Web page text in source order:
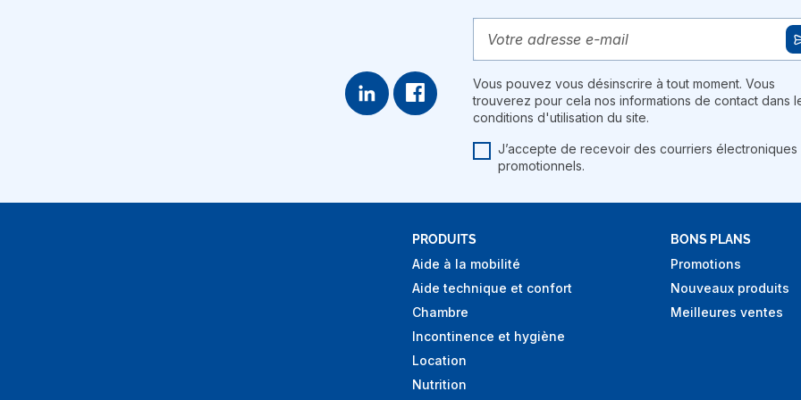
Vous pouvez vous désinscrire à tout moment. Vous
trouverez pour cela nos informations de contact dans
conditions d'utilisation du site.
J’accepte de recevoir des courriers électroniques
promotionnels.
PRODUITS
Aide à la mobilité
Aide technique et confort
Chambre
Incontinence et hygiène
Location
Nutrition
BONS PLANS
Promotions
Nouveaux produits
Meilleures ventes